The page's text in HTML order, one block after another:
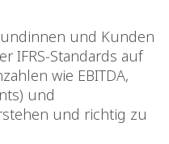
und Kunden
IFRS‑Standards auf
wie EBITDA,
und
und richtig zu